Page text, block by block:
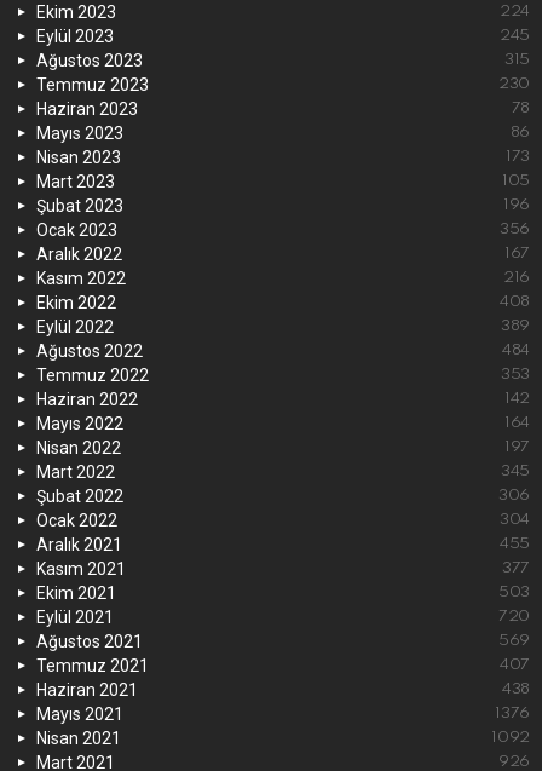
Ekim 2023 224
Eylül 2023 245
Ağustos 2023 315
Temmuz 2023 230
Haziran 2023 78
Mayıs 2023 86
Nisan 2023 173
Mart 2023 105
Şubat 2023 196
Ocak 2023 356
Aralık 2022 167
Kasım 2022 216
Ekim 2022 408
Eylül 2022 389
Ağustos 2022 484
Temmuz 2022 353
Haziran 2022 142
Mayıs 2022 164
Nisan 2022 197
Mart 2022 345
Şubat 2022 306
Ocak 2022 304
Aralık 2021 455
Kasım 2021 377
Ekim 2021 503
Eylül 2021 720
Ağustos 2021 569
Temmuz 2021 407
Haziran 2021 438
Mayıs 2021 1376
Nisan 2021 1092
Mart 2021 926